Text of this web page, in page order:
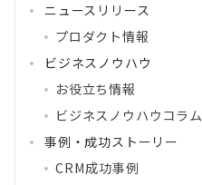
ニュースリリース
プロダクト情報
ビジネスノウハウ
お役立ち情報
ビジネスノウハウコラム
事例・成功ストーリー
CRM成功事例